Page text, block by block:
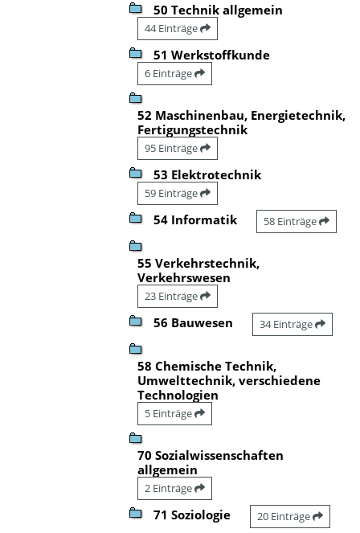
50 Technik allgemein
44 Einträge
51 Werkstoffkunde
6 Einträge
52 Maschinenbau, Energietechnik,
Fertigungstechnik
95 Einträge
53 Elektrotechnik
59 Einträge
54 Informatik 58 Einträge
55 Verkehrstechnik,
Verkehrswesen
23 Einträge
56 Bauwesen 34 Einträge
58 Chemische Technik,
Umwelttechnik, verschiedene
Technologien
5 Einträge
70 Sozialwissenschaften
allgemein
2 Einträge
71 Soziologie 20 Einträge